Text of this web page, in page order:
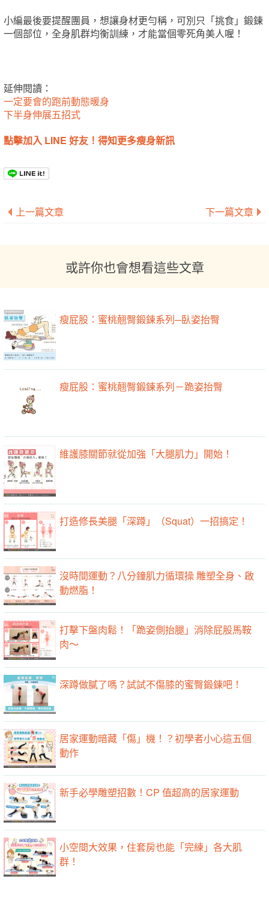
小編最後要提醒團員，想讓身材更勻稱，可別只「挑食」鍛鍊
一個部位，全身肌群均衡訓練，才能當個零死角美人喔！
延伸閱讀：
一定要會的跑前動態暖身
下半身伸展五招式
點擊加入 LINE 好友！得知更多瘦身新訊
上一篇文章 下一篇文章
或許你也會想看這些文章
瘦屁股：蜜桃翹臀鍛鍊系列─臥姿抬臀
瘦屁股：蜜桃翹臀鍛鍊系列－跪姿抬臀
維護膝關節就從加強「大腿肌力」開始！
打造修長美腿「深蹲」（Squat）一招搞定！
沒時間運動？八分鐘肌力循環操 雕塑全身、啟
動燃脂！
打擊下盤肉鬆！「跪姿側抬腿」消除屁股馬鞍
肉～
深蹲做膩了嗎？試試不傷膝的蜜臀鍛鍊吧！
居家運動暗藏「傷」機！？初學者小心這五個
動作
新手必學雕塑招數！CP 值超高的居家運動
小空間大效果，住套房也能「完練」各大肌
群！